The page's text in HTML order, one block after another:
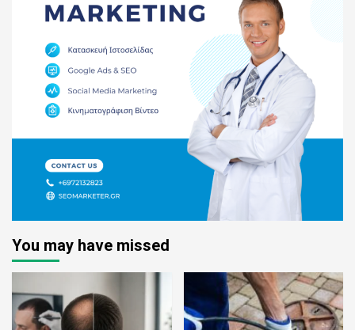
You may have missed